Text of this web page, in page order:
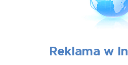
Reklama w